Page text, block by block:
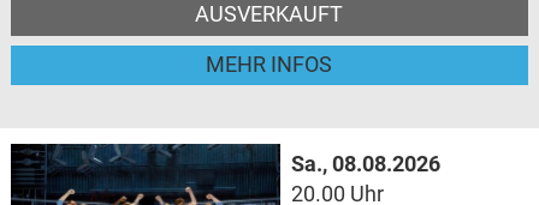
AUSVERKAUFT
MEHR INFOS
Sa., 08.08.2026
20.00 Uhr